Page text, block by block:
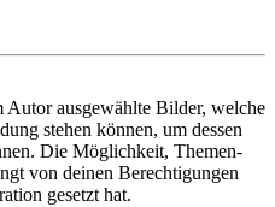
Autor ausgewählte Bilder, welche
stehen können, um dessen
Die Möglichkeit, Themen-
von deinen Berechtigungen
gesetzt hat.